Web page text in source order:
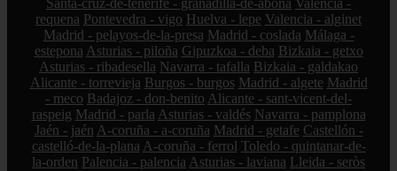
Santa-cruz-de-tenerife - granadilla-de-abona Valencia -
requena Pontevedra - vigo Huelva - lepe Valencia - alginet
Madrid - pelayos-de-la-presa Madrid - coslada Málaga -
estepona Asturias - piloña Gipuzkoa - deba Bizkaia - getxo
Asturias - ribadesella Navarra - tafalla Bizkaia - galdakao
Alicante - torrevieja Burgos - burgos Madrid - algete Madrid
- meco Badajoz - don-benito Alicante - sant-vicent-del-
raspeig Madrid - parla Asturias - valdés Navarra - pamplona
Jaén - jaén A-coruña - a-coruña Madrid - getafe Castellón -
castelló-de-la-plana A-coruña - ferrol Toledo - quintanar-de-
la-orden Palencia - palencia Asturias - laviana Lleida - seròs